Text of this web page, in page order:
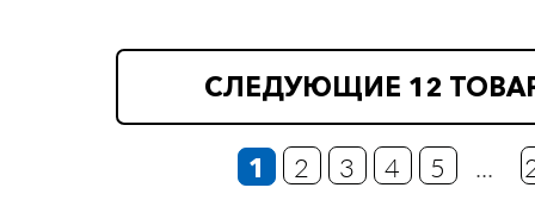
СЛЕДУЮЩИЕ 12
1 2 3 4 5 ...